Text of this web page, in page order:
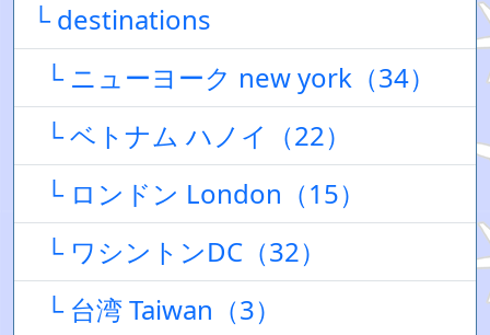
└ destinations
└ ニューヨーク new york（34）
└ ベトナム ハノイ（22）
└ ロンドン London（15）
└ ワシントンDC（32）
└ 台湾 Taiwan（3）